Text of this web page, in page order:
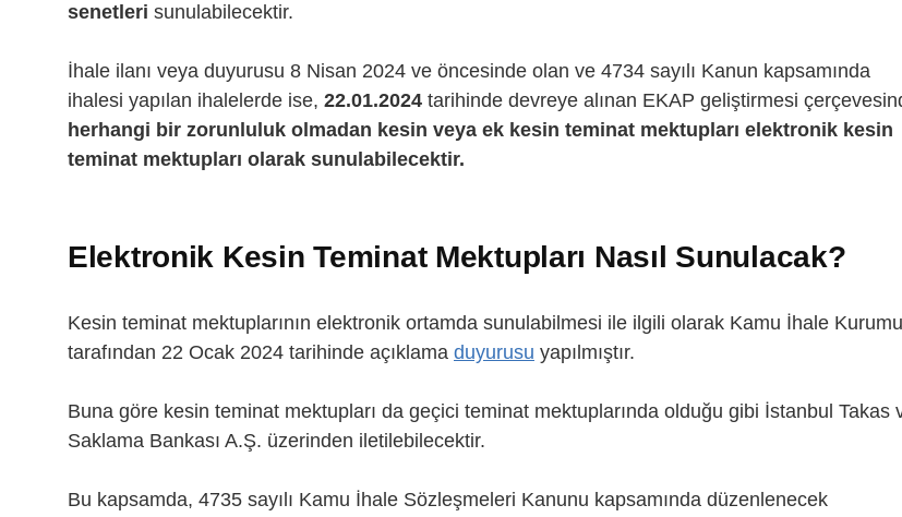
senetleri sunulabilecektir.
İhale ilanı veya duyurusu 8 Nisan 2024 ve öncesinde olan ve 4734 sayılı Kanun kapsamında
ihalesi yapılan ihalelerde ise, 22.01.2024 tarihinde devreye alınan EKAP geliştirmesi
herhangi bir zorunluluk olmadan kesin veya ek kesin teminat mektupları elektronik kesin
teminat mektupları olarak sunulabilecektir.
Elektronik Kesin Teminat Mektupları Nasıl Sunulacak?
Kesin teminat mektuplarının elektronik ortamda sunulabilmesi ile ilgili olarak Kamu İhale Kurumu
tarafından 22 Ocak 2024 tarihinde açıklama duyurusu yapılmıştır.
Buna göre kesin teminat mektupları da geçici teminat mektuplarında olduğu gibi İstanbul Takas
Saklama Bankası A.Ş. üzerinden iletilebilecektir.
Bu kapsamda, 4735 sayılı Kamu İhale Sözleşmeleri Kanunu kapsamında düzenlenecek